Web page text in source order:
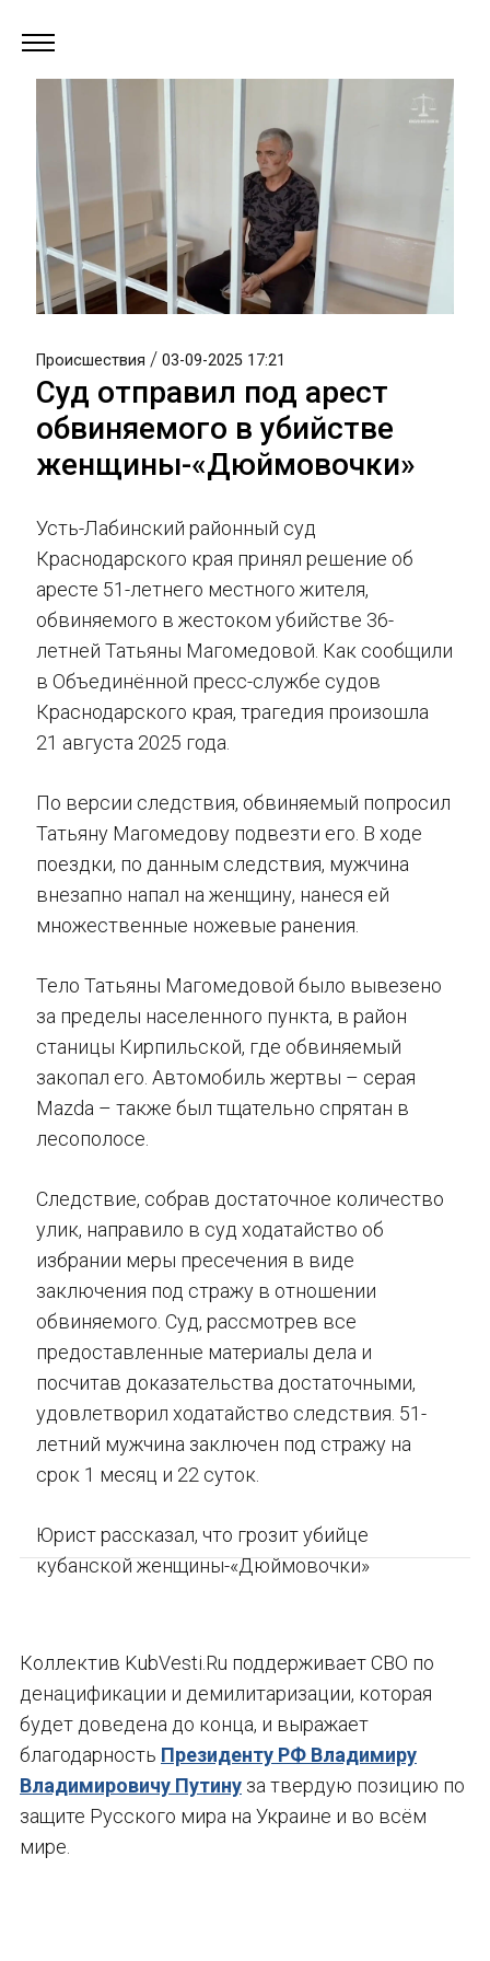
Происшествия / 03-09-2025 17:21
Суд отправил под арест
обвиняемого в убийстве
женщины-«Дюймовочки»
Усть-Лабинский районный суд
Краснодарского края принял решение об
аресте 51-летнего местного жителя,
обвиняемого в жестоком убийстве 36-
летней Татьяны Магомедовой. Как сообщили
в Объединённой пресс-службе судов
Краснодарского края, трагедия произошла
21 августа 2025 года.
По версии следствия, обвиняемый попросил
Татьяну Магомедову подвезти его. В ходе
поездки, по данным следствия, мужчина
внезапно напал на женщину, нанеся ей
множественные ножевые ранения.
Тело Татьяны Магомедовой было вывезено
за пределы населенного пункта, в район
станицы Кирпильской, где обвиняемый
закопал его. Автомобиль жертвы – серая
Mazda – также был тщательно спрятан в
лесополосе.
Следствие, собрав достаточное количество
улик, направило в суд ходатайство об
избрании меры пресечения в виде
заключения под стражу в отношении
обвиняемого. Суд, рассмотрев все
предоставленные материалы дела и
посчитав доказательства достаточными,
удовлетворил ходатайство следствия. 51-
летний мужчина заключен под стражу на
срок 1 месяц и 22 суток.
Юрист рассказал, что грозит убийце
кубанской женщины-«Дюймовочки»
Коллектив KubVesti.Ru поддерживает СВО по
денацификации и демилитаризации, которая
будет доведена до конца, и выражает
благодарность Президенту РФ Владимиру
Владимировичу Путину за твердую позицию по
защите Русского мира на Украине и во всём
мире.